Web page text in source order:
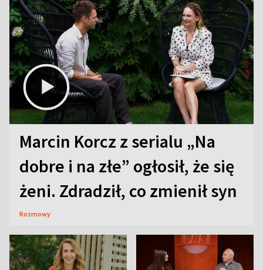
Marcin Korcz z serialu „Na
dobre i na złe” ogłosił, że się
żeni. Zdradził, co zmienił syn
Rozmowy